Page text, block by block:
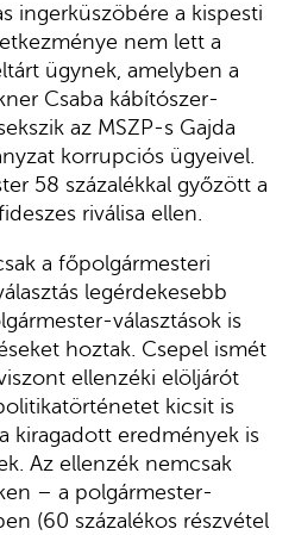
ingerküszöbére a kispesti
nem lett a
ügynek, amelyben a
Csaba kábítószer-
az MSZP-s Gajda
korrupciós ügyeivel.
58 százalékkal győzött a
riválisa ellen.
a főpolgármesteri
legérdekesebb
választások is
hoztak. Csepel ismét
ellenzéki elöljárót
kicsit is
kiragadott eredmények is
Az ellenzék nemcsak
– a polgármester-
(60 százalékos részvétel